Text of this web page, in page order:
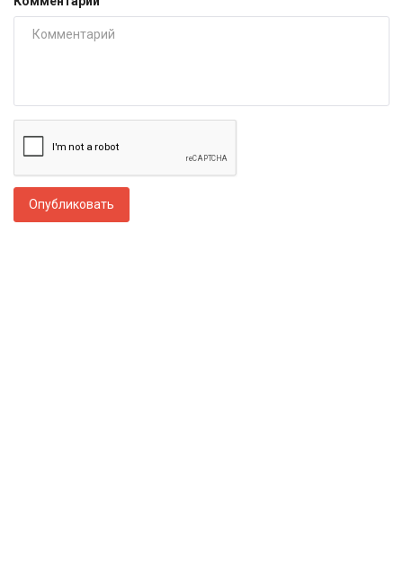
Опубликовать